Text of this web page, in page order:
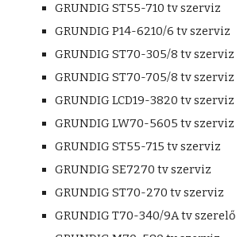
GRUNDIG ST55-710 tv szerviz
GRUNDIG P14-6210/6 tv szerviz
GRUNDIG ST70-305/8 tv szerviz
GRUNDIG ST70-705/8 tv szerviz
GRUNDIG LCD19-3820 tv szerviz
GRUNDIG LW70-5605 tv szerviz
GRUNDIG ST55-715 tv szerviz
GRUNDIG SE7270 tv szerviz
GRUNDIG ST70-270 tv szerviz
GRUNDIG T70-340/9A tv szerelő